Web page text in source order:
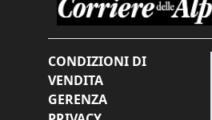
CONDIZIONI DI
VENDITA
GERENZA